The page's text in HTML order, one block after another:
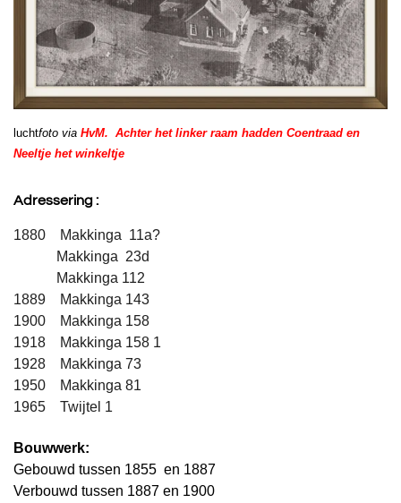
luchtfoto via HvM. Achter het linker raam hadden Coentraad en
Neeltje het winkeltje
Adressering :
1880 Makkinga 11a?
Makkinga 23d
Makkinga 112
1889 Makkinga 143
1900 Makkinga 158
1918 Makkinga 158 1
1928 Makkinga 73
1950
Makkinga 81
1965 Twijtel 1
Bouwwerk:
Gebouwd tussen 1855 en 1887
Verbouwd tussen 1887 en 1900